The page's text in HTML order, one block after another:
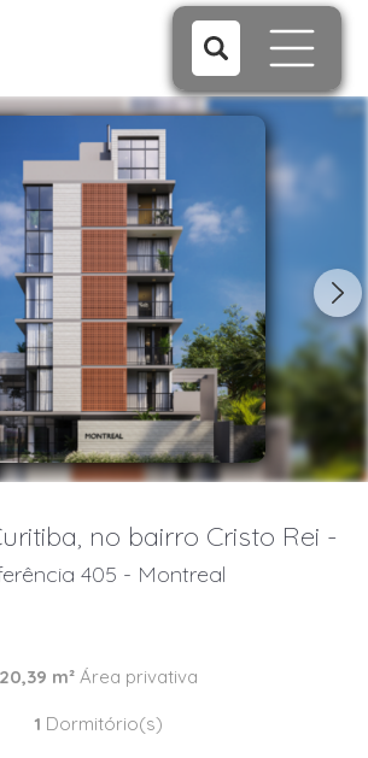
no bairro Cristo Rei -
405 - Montreal
20,39 m²Área privativa
1 Dormitório(s)